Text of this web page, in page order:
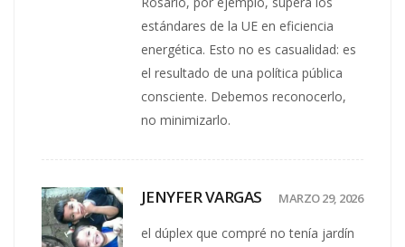
estándares de la UE en eficiencia
energética. Esto no es casualidad: es
el resultado de una política pública
consciente. Debemos reconocerlo,
no minimizarlo.
JENYFER VARGAS MARZO 29, 2026
el dúplex que compré no tenía jardín